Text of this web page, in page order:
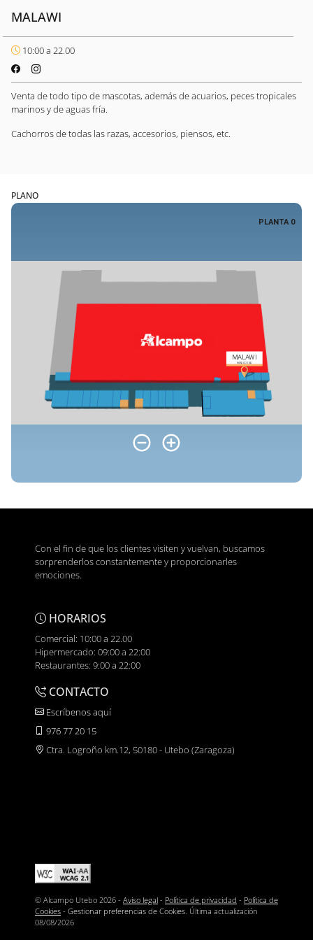
MALAWI
10:00 a 22.00
Venta de todo tipo de mascotas, además de acuarios, peces tropicales
marinos y de aguas fría.
Cachorros de todas las razas, accesorios, piensos, etc.
PLANO
Con el fin de que los clientes visiten y vuelvan, buscamos
sorprenderlos constantemente y proporcionarles
emociones.
HORARIOS
Comercial: 10:00 a 22.00
Hipermercado: 09:00 a 22:00
Restaurantes: 9:00 a 22:00
CONTACTO
Escríbenos aquí
976 77 20 15
Ctra. Logroño km.12, 50180 - Utebo (Zaragoza)
© Alcampo Utebo 2026 - Aviso legal - Política de privacidad - Política de
Cookies - Gestionar preferencias de Cookies . Última actualización
08/08/2026